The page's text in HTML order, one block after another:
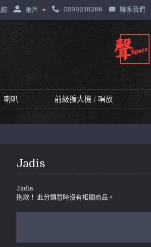
賬戶 0933218286 聯系我們
喇叭 前級擴大機 / 唱放
Jadis
Jadis
抱歉！ 此分類暫時沒有相關商品。